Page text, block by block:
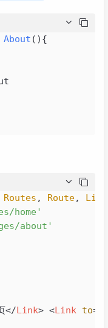
About ( ){
Routes , Route, Link
home'
about'
</Link> <Link to=